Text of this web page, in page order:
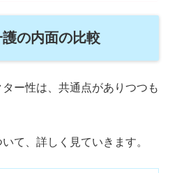
の内面の比較
ー性は、共通点がありつつも
て、詳しく見ていきます。